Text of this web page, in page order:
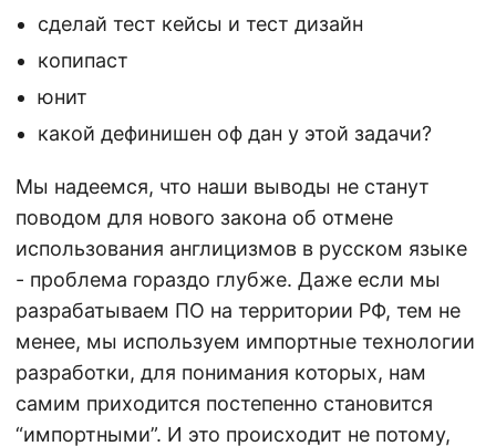
сделай тест кейсы и тест дизайн
копипаст
юнит
какой дефинишен оф дан у этой задачи?
Мы надеемся, что наши выводы не станут
поводом для нового закона об отмене
использования англицизмов в русском языке
- проблема гораздо глубже. Даже если мы
разрабатываем ПО на территории РФ, тем не
менее, мы используем импортные технологии
разработки, для понимания которых, нам
самим приходится постепенно становится
“импортными”. И это происходит не потому,